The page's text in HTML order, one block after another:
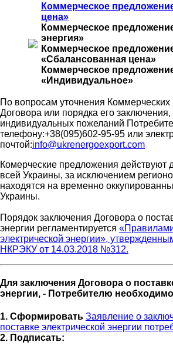
Коммерческое
цена»
Коммерческое
энергия»
Коммерческое
«Сбалансованная цена»
Коммерческое
«Индивидуальное»
По вопросам уточнения
Договора или порядка его
индивидуальных пожеланий
телефону:+38(095)602-95-95 или
почтой:info@ukrenergoexport.com
Комерческие предложения действуют
всей Украины, за исключением
находятся на временно
Украины.
Порядок заключения Договора о
энергии регламентируется
электрической энергии»,
НКРЭКУ от 14.03.2018 №312.
Для заключения Договора о
энергии, - Потребителю
1. Сформировать Заявление о
поставке электрической энергии
2. Подписать: